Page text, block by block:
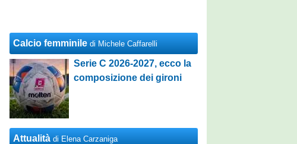
Calcio femminile di Michele Caffarelli
Serie C 2026-2027, ecco la
composizione dei gironi
Attualità di Elena Carzaniga